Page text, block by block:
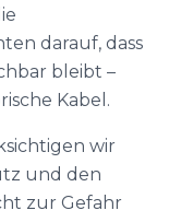
darauf, dass
bleibt –
Kabel.
wir
und den
zur Gefahr